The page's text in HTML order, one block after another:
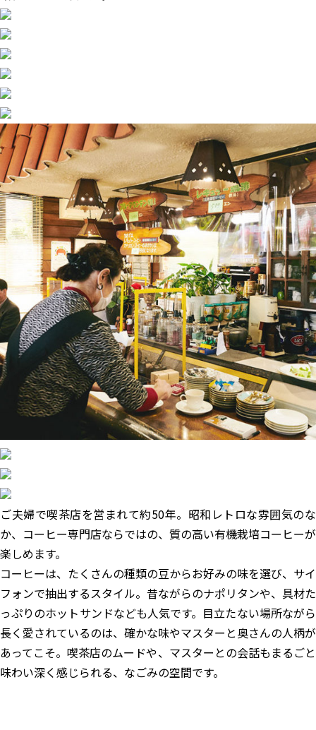
ご夫婦で喫茶店を営まれて約50年。昭和レトロな雰囲気のな
か、コーヒー専門店ならではの、質の高い有機栽培コーヒーが
楽しめます。
コーヒーは、たくさんの種類の豆からお好みの味を選び、サイ
フォンで抽出するスタイル。昔ながらのナポリタンや、具材た
っぷりのホットサンドなども人気です。目立たない場所ながら
長く愛されているのは、確かな味やマスターと奥さんの人柄が
あってこそ。喫茶店のムードや、マスターとの会話もまるごと
味わい深く感じられる、なごみの空間です。